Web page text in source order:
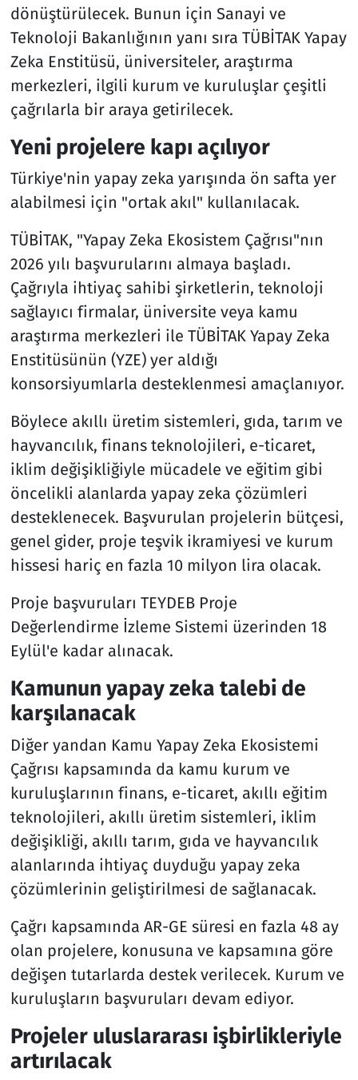
dönüştürülecek. Bunun için Sanayi ve
Teknoloji Bakanlığının yanı sıra TÜBİTAK Yapay
Zeka Enstitüsü, üniversiteler, araştırma
merkezleri, ilgili kurum ve kuruluşlar çeşitli
çağrılarla bir araya getirilecek.
Yeni projelere kapı açılıyor
Türkiye'nin yapay zeka yarışında ön safta yer
alabilmesi için "ortak akıl" kullanılacak.
TÜBİTAK, "Yapay Zeka Ekosistem Çağrısı"nın
2026 yılı başvurularını almaya başladı.
Çağrıyla ihtiyaç sahibi şirketlerin, teknoloji
sağlayıcı firmalar, üniversite veya kamu
araştırma merkezleri ile TÜBİTAK Yapay Zeka
Enstitüsünün (YZE) yer aldığı
konsorsiyumlarla desteklenmesi amaçlanıyor.
Böylece akıllı üretim sistemleri, gıda, tarım ve
hayvancılık, finans teknolojileri, e-ticaret,
iklim değişikliğiyle mücadele ve eğitim gibi
öncelikli alanlarda yapay zeka çözümleri
desteklenecek. Başvurulan projelerin bütçesi,
genel gider, proje teşvik ikramiyesi ve kurum
hissesi hariç en fazla 10 milyon lira olacak.
Proje başvuruları TEYDEB Proje
Değerlendirme İzleme Sistemi üzerinden 18
Eylül'e kadar alınacak.
Kamunun yapay zeka talebi de
karşılanacak
Diğer yandan Kamu Yapay Zeka Ekosistemi
Çağrısı kapsamında da kamu kurum ve
kuruluşlarının finans, e-ticaret, akıllı eğitim
teknolojileri, akıllı üretim sistemleri, iklim
değişikliği, akıllı tarım, gıda ve hayvancılık
alanlarında ihtiyaç duyduğu yapay zeka
çözümlerinin geliştirilmesi de sağlanacak.
Çağrı kapsamında AR-GE süresi en fazla 48 ay
olan projelere, konusuna ve kapsamına göre
değişen tutarlarda destek verilecek. Kurum ve
kuruluşların başvuruları devam ediyor.
Projeler uluslararası işbirlikleriyle
artırılacak